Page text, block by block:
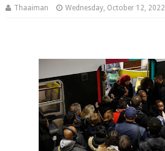
Thaaiman Wednesday, October 12, 2022